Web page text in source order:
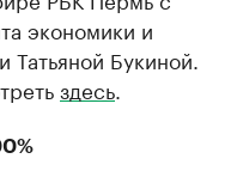
экономики и
Букиной.
здесь